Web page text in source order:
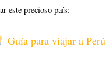
este precioso país:
Guía para viajar a Perú